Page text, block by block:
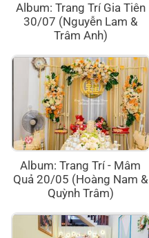
Album: Trang Trí Gia Tiên
30/07 (Nguyễn Lam &
Trâm Anh)
Album: Trang Trí - Mâm
Quả 20/05 (Hoàng Nam &
Quỳnh Trâm)